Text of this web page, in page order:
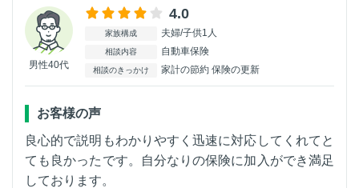
男性40代
4.0
家族構成 夫婦/子供1人
相談内容 自動車保険
相談のきっかけ 家計の節約 保険の更新
お客様の声
良心的で説明もわかりやすく迅速に対応してくれてと
ても良かったです。自分なりの保険に加入ができ満足
しております。